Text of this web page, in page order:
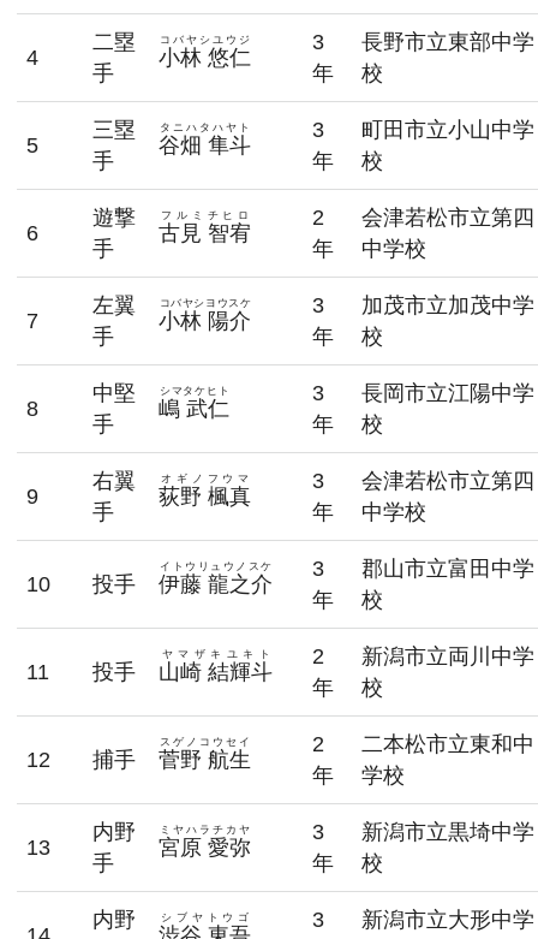
4
二塁
手
小林 悠仁
コバヤシユウジ
3
年
長野市立東部中学
校
5
三塁
手
谷畑 隼斗
タニハタハヤト
3
年
町田市立小山中学
校
6
遊撃
手
古見 智宥
フルミチヒロ
2
年
会津若松市立第四
中学校
7
左翼
手
小林 陽介
コバヤシヨウスケ
3
年
加茂市立加茂中学
校
8
中堅
手
嶋 武仁
シマタケヒト
3
年
長岡市立江陽中学
校
9
右翼
手
荻野 楓真
オギノフウマ
3
年
会津若松市立第四
中学校
10 投手 伊藤 龍之介
イトウリュウノスケ
3
年
郡山市立富田中学
校
11 投手 山崎 結輝斗
ヤマザキユキト
2
年
新潟市立両川中学
校
12 捕手 菅野 航生
スゲノコウセイ
2
年
二本松市立東和中
学校
13
内野
手
宮原 愛弥
ミヤハラチカヤ
3
年
新潟市立黒埼中学
校
内野
シブヤトウゴ
3
新潟市立大形中学